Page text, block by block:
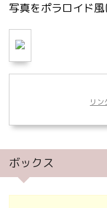
写真をポラロイド
リン
ボックス